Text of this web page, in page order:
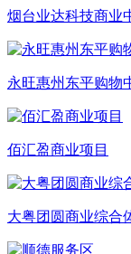
烟台业达科技商业
永旺惠州东平购物
佰汇盈商业项目
大粤团圆商业综合